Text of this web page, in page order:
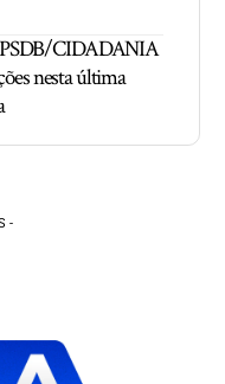
CIDADANIA
nesta última
-